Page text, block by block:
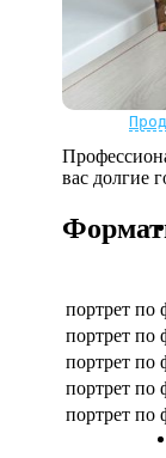
Не
Мы
вас долгие
портрет по
портрет по
портрет по
портрет по
портрет по